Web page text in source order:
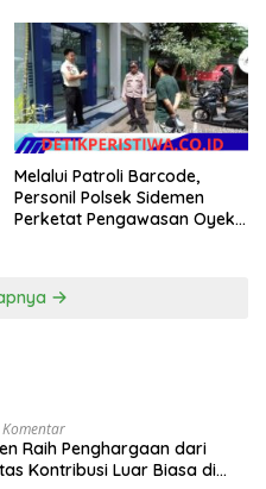
Melalui Patroli Barcode,
Personil Polsek Sidemen
Perketat Pengawasan Oyek
Raih Penghargaan dari
Kontribusi Luar Biasa di